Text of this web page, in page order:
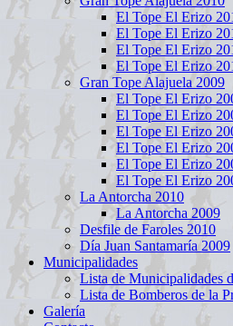
El Tope El Erizo
El Tope El Erizo
El Tope El Erizo
El Tope El Erizo
Gran Tope Alajuela 2009
El Tope El Erizo
El Tope El Erizo
El Tope El Erizo
El Tope El Erizo
El Tope El Erizo
El Tope El Erizo
La Antorcha 2010
La Antorcha 2009
Desfile de Faroles 2010
Día Juan Santamaría 2009
Municipalidades
Lista de Municipalidades
Lista de Bomberos de la
Galería